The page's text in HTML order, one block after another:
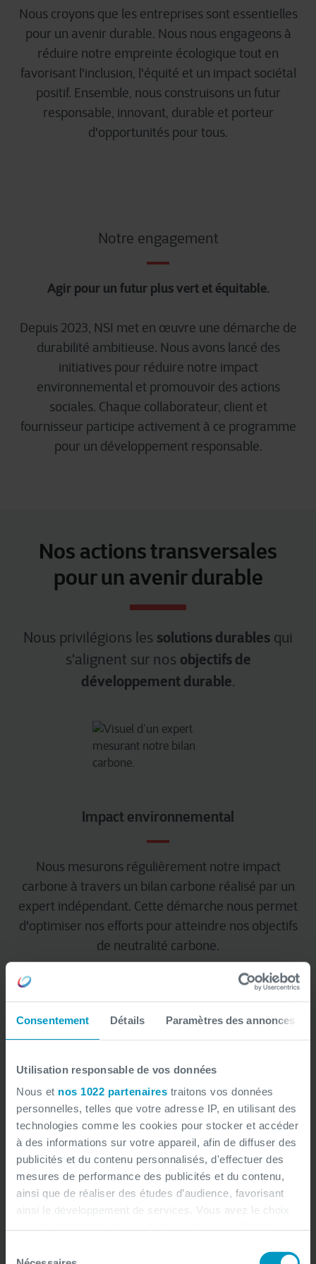
Consentement Détails Paramètres des annonces
Utilisation responsable de vos données
Nous et nos 1022 partenaires traitons vos données
personnelles, telles que votre adresse IP, en utilisant des
technologies comme les cookies pour stocker et accéder
à des informations sur votre appareil, afin de diffuser des
publicités et du contenu personnalisés, d'effectuer des
mesures de performance des publicités et du contenu,
ainsi que de réaliser des études d’audience, favorisant
ainsi le développement de services. Vous avez le choix
tout moment en consultant la Déclaration relative aux
Nous croyons que les entreprises sont essentielles
pour un avenir durable. Nous nous engageons à
réduire notre empreinte écologique tout en
favorisant l'inclusion, l'équité et un impact sociétal
positif. Ensemble, nous construisons un futur
responsable, innovant, durable et porteur
d'opportunités pour tous.
Notre engagement
Agir pour un futur plus vert et équitable.
Depuis 2023, NSI met en œuvre une démarche de
durabilité ambitieuse. Nous avons lancé des
initiatives pour réduire notre impact
environnemental et promouvoir des actions
sociales. Chaque collaborateur, client et
fournisseur participe activement à ce programme
pour un développement responsable.
Nos actions transversales
pour un avenir durable
Nous privilégions les solutions durables qui
s'alignent sur nos objectifs de
développement durable.
Impact environnemental
Nous mesurons régulièrement notre impact
carbone à travers un bilan carbone réalisé par un
expert indépendant. Cette démarche nous permet
d'optimiser nos efforts pour atteindre nos objectifs
de neutralité carbone.
Zéro déchets alimentaire
Dans une optique écoresponsable, nous avons
remplacé les distributeurs classiques par une
option en vrac, réduisant ainsi la consommation de
plastiques à usage unique et limitant les déchets
alimentaires.